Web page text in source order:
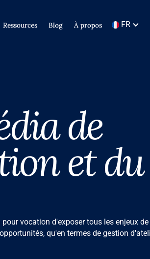
Ressources Blog À propos FR
de
et du
vocation d'exposer tous les enjeux
qu'en termes de gestion